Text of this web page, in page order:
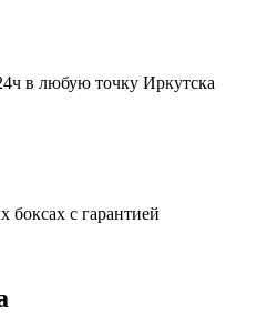
в любую точку Иркутска
боксах с гарантией